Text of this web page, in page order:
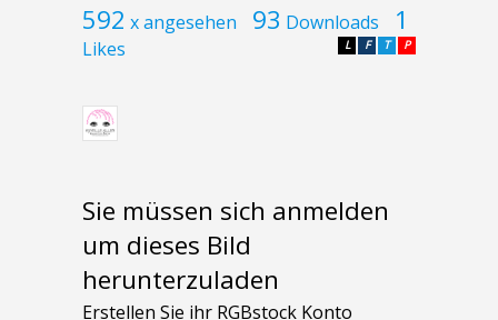
592 x angesehen 93 Downloads 1
Likes P
T
F
L
Sie müssen sich anmelden
um dieses Bild
herunterzuladen